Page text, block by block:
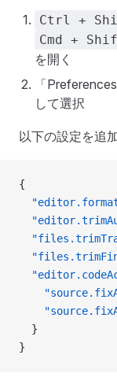
Ctrl +
Cmd +
を開く
「
して選択
以下の設定を追
{
  }
}